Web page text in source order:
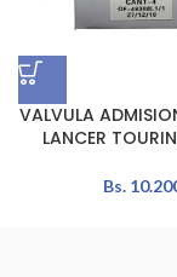
VALVULA
LANCER
Bs.